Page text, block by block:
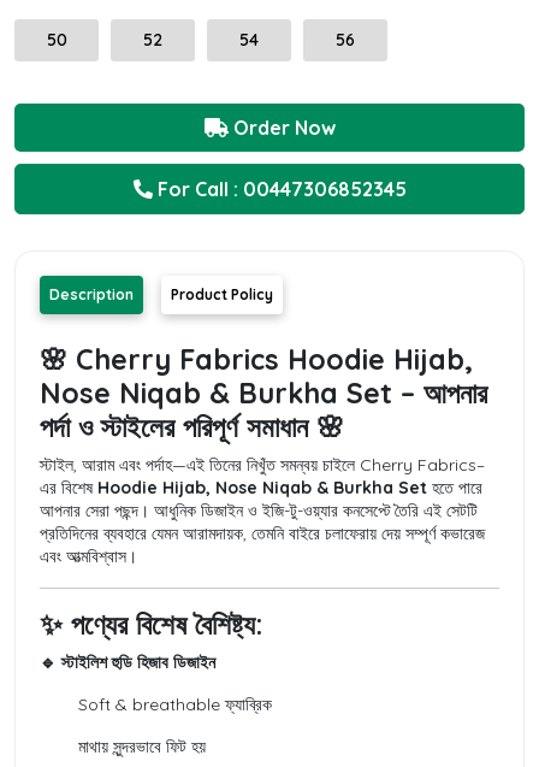
50 52 54 56
Order Now
For Call : 00447306852345
Description Product Policy
🌸 Cherry Fabrics Hoodie Hijab,
Nose Niqab & Burkha Set – আপনার
পর্দা ও স্টাইলের পরিপূর্ণ সমাধান 🌸
স্টাইল, আরাম এবং পর্দাহ—এই তিনের নিখুঁত সমন্বয় চাইলে Cherry Fabrics–
এর বিশেষ Hoodie Hijab, Nose Niqab & Burkha Set হতে পারে
আপনার সেরা পছন্দ। আধুনিক ডিজাইন ও ইজি-টু-ওয়্যার কনসেপ্টে তৈরি এই সেটটি
প্রতিদিনের ব্যবহারে যেমন আরামদায়ক, তেমনি বাইরে চলাফেরায় দেয় সম্পূর্ণ কভারেজ
এবং আত্মবিশ্বাস।
✨ পণ্যের বিশেষ বৈশিষ্ট্য:
🔹 স্টাইলিশ হুডি হিজাব ডিজাইন
Soft & breathable ফ্যাব্রিক
মাথায় সুন্দরভাবে ফিট হয়